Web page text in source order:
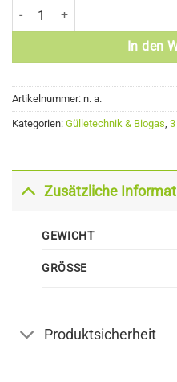
Dreiwegehahn Menge
In den
Artikelnummer: n. a.
Kategorien: Gülletechnik & Biogas,
Zusätzliche
GEWICHT
GRÖSSE
Produktsicherheit